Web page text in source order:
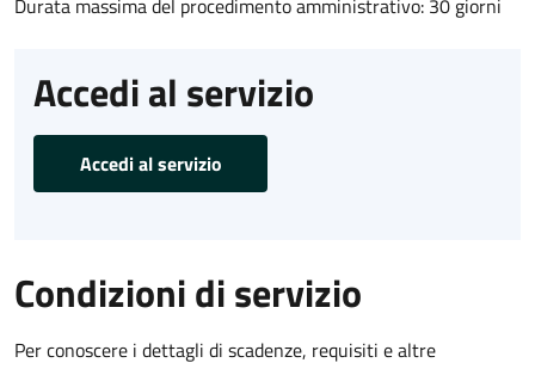
Accedi al servizio
Accedi al servizio
Condizioni di servizio
Per conoscere i dettagli di scadenze, requisiti e altre